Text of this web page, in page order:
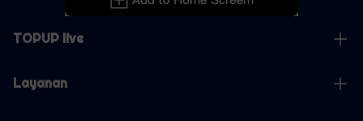
TOPUP live
Layanan